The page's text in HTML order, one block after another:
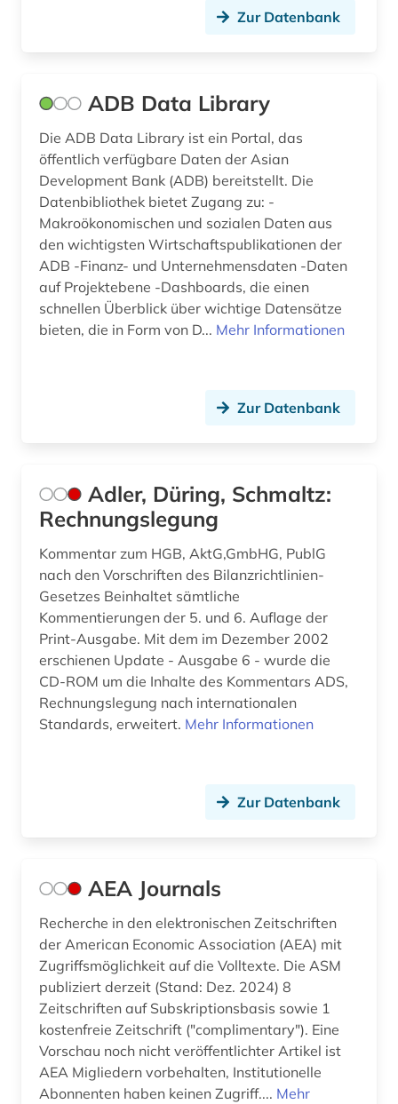
datenaustausch (1)
datenbank genesis (1)
datenerhebung (1)
datenmanagement (1)
datensammlung (7)
datenschutz (1)
datensicherung (1)
demographie (16)
design (7)
design &amp; publishing (1)
designrecht (1)
designschutz (5)
desktop publishing (1)
deutsch (26)
deutscher einwanderer (1)
deutschland (bundesrepublik). statistisches
bundesamt (1)
deutschland <östliche länder> (1)
deutschland firmenverzeichnis (1)
deutschland handelsmarke (1)
deutschland statistik (1)
Zur Datenbank
ADB Data Library
Die ADB Data Library ist ein Portal, das
öffentlich verfügbare Daten der Asian
Development Bank (ADB) bereitstellt. Die
Datenbibliothek bietet Zugang zu: -
Makroökonomischen und sozialen Daten aus
den wichtigsten Wirtschaftspublikationen der
ADB -Finanz- und Unternehmensdaten -Daten
auf Projektebene -Dashboards, die einen
schnellen Überblick über wichtige Datensätze
bieten, die in Form von D... Mehr Informationen
Zur Datenbank
Adler, Düring, Schmaltz:
Rechnungslegung
Kommentar zum HGB, AktG,GmbHG, PublG
nach den Vorschriften des Bilanzrichtlinien-
Gesetzes Beinhaltet sämtliche
Kommentierungen der 5. und 6. Auflage der
Print-Ausgabe. Mit dem im Dezember 2002
erschienen Update - Ausgabe 6 - wurde die
CD-ROM um die Inhalte des Kommentars ADS,
Rechnungslegung nach internationalen
Standards, erweitert. Mehr Informationen
Zur Datenbank
AEA Journals
Recherche in den elektronischen Zeitschriften
der American Economic Association (AEA) mit
Zugriffsmöglichkeit auf die Volltexte. Die ASM
publiziert derzeit (Stand: Dez. 2024) 8
Zeitschriften auf Subskriptionsbasis sowie 1
kostenfreie Zeitschrift ("complimentary"). Eine
Vorschau noch nicht veröffentlichter Artikel ist
AEA Migliedern vorbehalten, Institutionelle
Abonnenten haben keinen Zugriff.... Mehr